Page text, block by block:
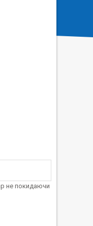
не покидаючи